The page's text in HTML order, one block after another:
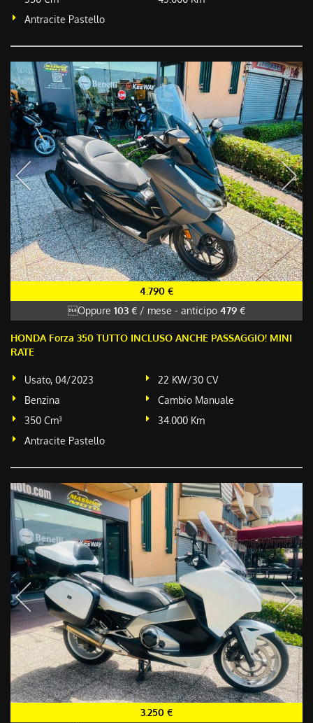
Antracite Pastello
4.790 €
Oppure 103 € / mese - anticipo 479 €
HONDA Forza 350 TUTTO INCLUSO ANCHE PASSAGGIO! MINI
RATE
Usato, 04/2023
22 KW/30 CV
Benzina
Cambio Manuale
350 Cm³
34.000 Km
Antracite Pastello
3.250 €